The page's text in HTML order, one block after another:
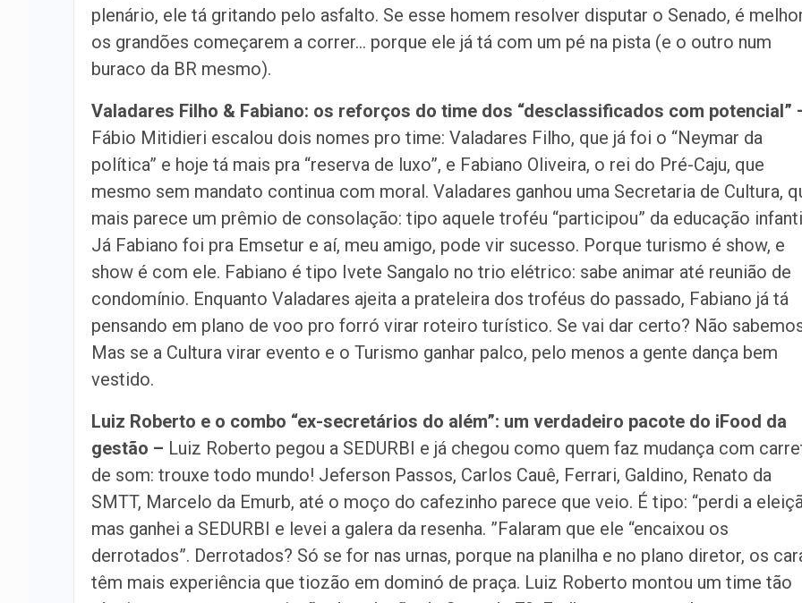
plenário, ele tá gritando pelo asfalto. Se esse homem resolver disputar o Senado, é
os grandões começarem a correr… porque ele já tá com um pé na pista (e o outro num
buraco da BR mesmo).
Valadares Filho & Fabiano: os reforços do time dos “desclassificados com potencial”
Fábio Mitidieri escalou dois nomes pro time: Valadares Filho, que já foi o “Neymar da
política” e hoje tá mais pra “reserva de luxo”, e Fabiano Oliveira, o rei do Pré-Caju, que
mesmo sem mandato continua com moral. Valadares ganhou uma Secretaria de Cultura,
mais parece um prêmio de consolação: tipo aquele troféu “participou” da educação
Já Fabiano foi pra Emsetur e aí, meu amigo, pode vir sucesso. Porque turismo é show, e
show é com ele. Fabiano é tipo Ivete Sangalo no trio elétrico: sabe animar até reunião de
condomínio. Enquanto Valadares ajeita a prateleira dos troféus do passado, Fabiano já tá
pensando em plano de voo pro forró virar roteiro turístico. Se vai dar certo? Não
Mas se a Cultura virar evento e o Turismo ganhar palco, pelo menos a gente dança bem
vestido.
Luiz Roberto e o combo “ex-secretários do além”: um verdadeiro pacote do iFood da
gestão – Luiz Roberto pegou a SEDURBI e já chegou como quem faz mudança com
de som: trouxe todo mundo! Jeferson Passos, Carlos Cauê, Ferrari, Galdino, Renato da
SMTT, Marcelo da Emurb, até o moço do cafezinho parece que veio. É tipo: “perdi a
mas ganhei a SEDURBI e levei a galera da resenha. ”Falaram que ele “encaixou os
derrotados”. Derrotados? Só se for nas urnas, porque na planilha e no plano diretor, os
têm mais experiência que tiozão em dominó de praça. Luiz Roberto montou um time tão